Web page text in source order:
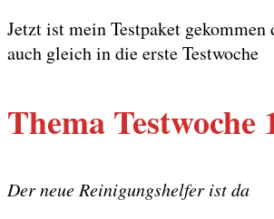
Jetzt ist mein Testpaket
auch gleich in die erste Testwoche
Thema Testwoche
Der neue Reinigungshelfer ist da